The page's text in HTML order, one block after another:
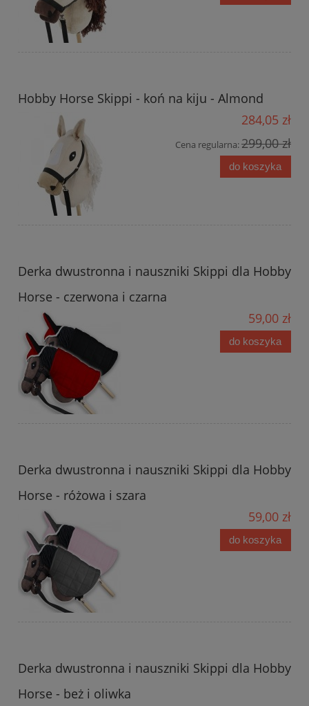
Hobby Horse Skippi - koń na kiju - Almond
284,05 zł
Cena regularna:299,00 zł
do koszyka
Derka dwustronna i nauszniki Skippi dla Hobby
Horse - czerwona i czarna
59,00 zł
do koszyka
Derka dwustronna i nauszniki Skippi dla Hobby
Horse - różowa i szara
59,00 zł
do koszyka
Derka dwustronna i nauszniki Skippi dla Hobby
Horse - beż i oliwka